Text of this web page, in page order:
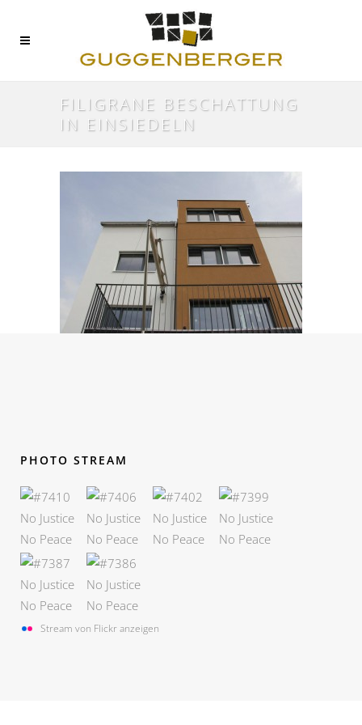
FILIGRANE BESCHATTUNG
IN EINSIEDELN
PHOTO STREAM
Stream von Flickr anzeigen